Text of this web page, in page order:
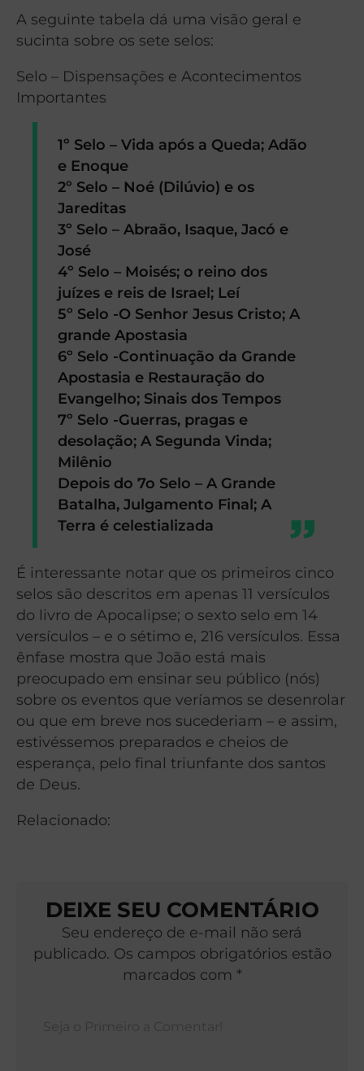
A seguinte tabela dá uma visão geral e
sucinta sobre os sete selos:
Selo – Dispensações e Acontecimentos
Importantes
1º Selo – Vida após a Queda; Adão
e Enoque
2º Selo – Noé (Dilúvio) e os
Jareditas
3º Selo – Abraão, Isaque, Jacó e
José
4º Selo – Moisés; o reino dos
juízes e reis de Israel; Leí
5º Selo -O Senhor Jesus Cristo; A
grande Apostasia
6º Selo -Continuação da Grande
Apostasia e Restauração do
Evangelho; Sinais dos Tempos
7º Selo -Guerras, pragas e
desolação; A Segunda Vinda;
Milênio
Depois do 7o Selo – A Grande
Batalha, Julgamento Final; A
Terra é celestializada
É interessante notar que os primeiros cinco
selos são descritos em apenas 11 versículos
do livro de Apocalipse; o sexto selo em 14
versículos – e o sétimo e, 216 versículos. Essa
ênfase mostra que João está mais
preocupado em ensinar seu público (nós)
sobre os eventos que veríamos se desenrolar
ou que em breve nos sucederiam – e assim,
estivéssemos preparados e cheios de
esperança, pelo final triunfante dos santos
de Deus.
Relacionado:
DEIXE SEU COMENTÁRIO
Seu endereço de e-mail não será
publicado. Os campos obrigatórios estão
marcados com *